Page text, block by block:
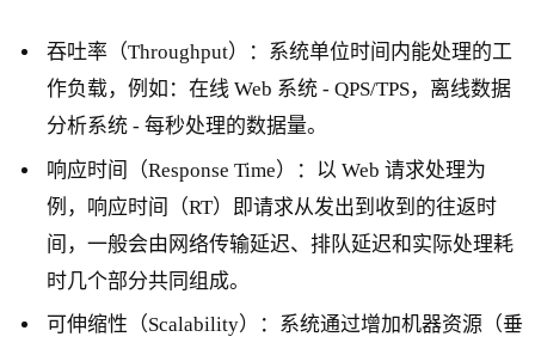
吞吐率（Throughput）：系统单位时间内能处理的工
作负载，例如：在线 Web 系统 - QPS/TPS，离线数据
分析系统 - 每秒处理的数据量。
响应时间（Response Time）：以 Web 请求处理为
例，响应时间（RT）即请求从发出到收到的往返时
间，一般会由网络传输延迟、排队延迟和实际处理耗
时几个部分共同组成。
可伸缩性（Scalability）：系统通过增加机器资源（垂